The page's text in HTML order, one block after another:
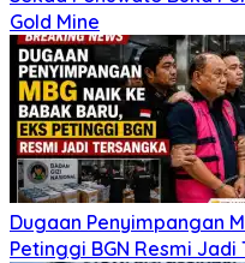
Gold Mine
Dugaan Penyimpangan
Petinggi BGN Resmi Jadi